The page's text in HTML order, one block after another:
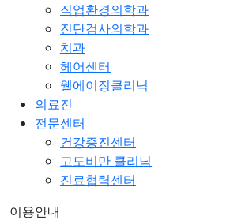
직업환경의학과
진단검사의학과
치과
헤어센터
웰에이징클리닉
의료진
전문센터
건강증진센터
고도비만 클리닉
진료협력센터
이용안내